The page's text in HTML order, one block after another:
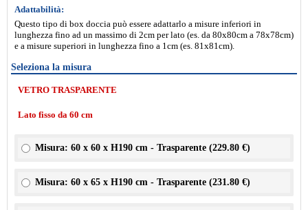
Adattabilità:
Questo tipo di box doccia può essere adattarlo a misure inferiori in
lunghezza fino ad un massimo di 2cm per lato (es. da 80x80cm a 78x78cm)
e a misure superiori in lunghezza fino a 1cm (es. 81x81cm).
Seleziona la misura
VETRO TRASPARENTE
Lato fisso da 60 cm
Misura: 60 x 60 x H190 cm - Trasparente (229.80 €)
Misura: 60 x 65 x H190 cm - Trasparente (231.80 €)